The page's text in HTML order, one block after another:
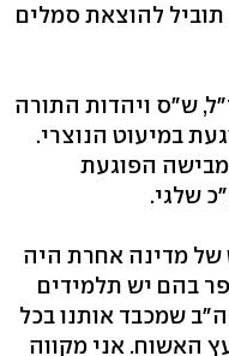
להוצאת סמלים
ש"ס ויהדות התורה
במיעוט הנוצרי.
הפוגעת
שלגי.
של מדינה אחרת היה
בהם יש תלמידים
שמכבד אותנו בכל
האשוח. אני מקווה